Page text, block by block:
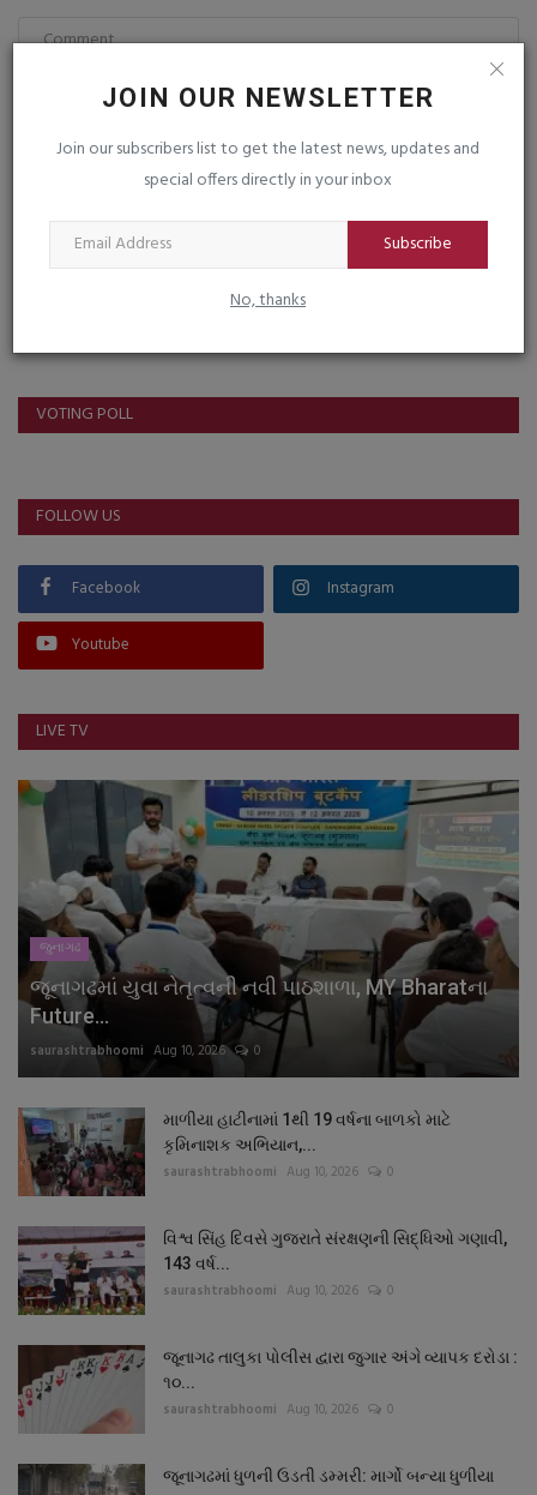
JOIN OUR NEWSLETTER
Join our subscribers list to get the latest news, updates and
special offers directly in your inbox
Subscribe
No, thanks
Post Comment
VOTING POLL
FOLLOW US
Facebook Instagram
Youtube
LIVE TV
જુનાગઢ
જૂનાગઢમાં યુવા નેતૃત્વની નવી પાઠશાળા, MY Bharatના
Future...
saurashtrabhoomi Aug 10, 2026 0
માળીયા હાટીનામાં 1થી 19 વર્ષના બાળકો માટે
કૃમિનાશક અભિયાન,...
saurashtrabhoomi Aug 10, 2026 0
વિશ્વ સિંહ દિવસે ગુજરાતે સંરક્ષણની સિદ્ધિઓ ગણાવી,
143 વર્ષ...
saurashtrabhoomi Aug 10, 2026 0
જૂનાગઢ તાલુકા પોલીસ દ્વારા જુગાર અંગે વ્યાપક દરોડા :
૧૦...
saurashtrabhoomi Aug 10, 2026 0
જૂનાગઢમાં ધુળની ઉડતી ડમ્મરી: માર્ગો બન્યા ધુળીયા